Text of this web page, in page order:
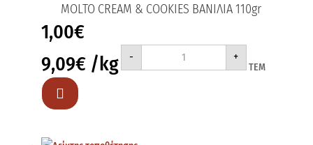
MOLTO CREAM & COOKIES ΒΑΝΙΛΙΑ 110gr
1,00€
9,09€ /kg -
MOLTO
&
+
ΤΕΜ
